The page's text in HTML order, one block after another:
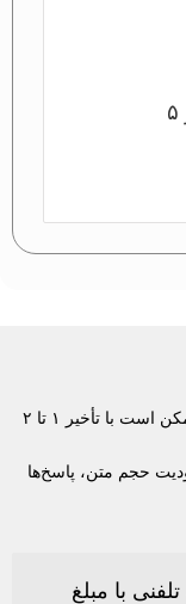
به علت حجم بالای کامنت‌ها، پاسخ‌دهی به آن‌ها ممکن است با تأخیر ۱ تا ۲
حجم متن، پاسخ‌ها
با مبلغ